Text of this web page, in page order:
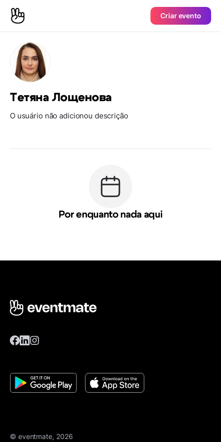
Criar evento
Тетяна Лощенова
O usuário não adicionou descrição
Por enquanto nada aqui
© eventmate, 2026